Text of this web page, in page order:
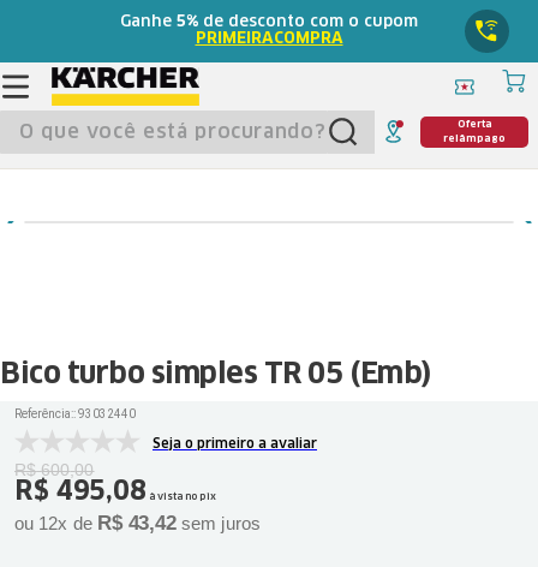
Ganhe 5% de desconto com o cupom
PRIMEIRACOMPRA
O que você está procurando?
Oferta
relâmpago
Bico turbo simples TR 05 (Emb)
Referência::93032440
Seja o primeiro a avaliar
R$ 600,00
R$ 495,08 à vista no pix
ou 12x de R$ 43,42 sem juros